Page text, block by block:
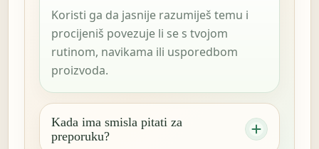
Koristi ga da jasnije razumiješ temu i
procijeniš povezuje li se s tvojom
rutinom, navikama ili usporedbom
proizvoda.
Kada ima smisla pitati za
preporuku?